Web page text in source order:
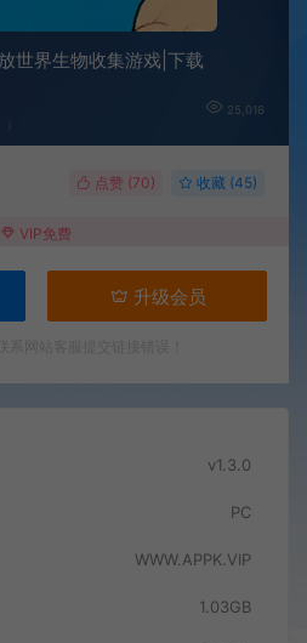
世界生物收集游戏|下载
25,016
点赞 (70) 收藏 (45)
VIP免费
升级会员
v1.3.0
PC
WWW.APPK.VIP
1.03GB